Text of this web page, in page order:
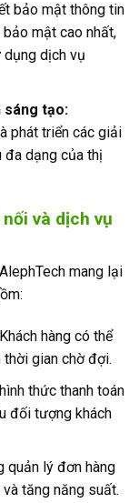
bảo mật thông tin
bảo mật cao nhất,
dụng dịch vụ
sáng tạo:
phát triển các giải
đa dạng của thị
và dịch vụ
mang lại
hàng có thể
thời gian chờ đợi.
thức thanh toán
đối tượng khách
quản lý đơn hàng
tăng năng suất.